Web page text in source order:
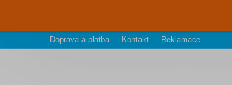
Doprava a platba Kontakt Reklamace